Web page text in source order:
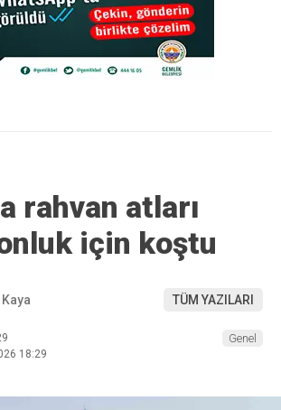
rahvan atları
için koştu
TÜM YAZILARI
18:29
Genel